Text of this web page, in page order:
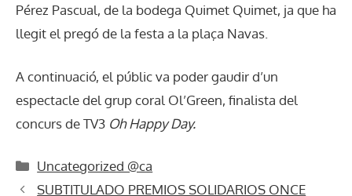
Pérez Pascual, de la bodega Quimet Quimet, ja que ha
llegit el pregó de la festa a la plaça Navas.
A continuació, el públic va poder gaudir d’un
espectacle del grup coral Ol’Green, finalista del
concurs de TV3 Oh Happy Day.
Categories
Uncategorized @ca
SUBTITULADO PREMIOS SOLIDARIOS ONCE